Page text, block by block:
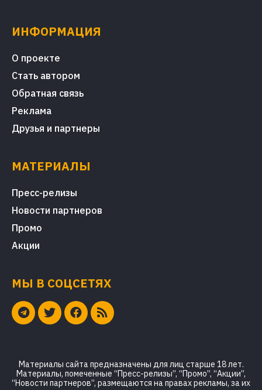
ИНФОРМАЦИЯ
О проекте
Стать автором
Обратная связь
Реклама
Друзья и партнеры
МАТЕРИАЛЫ
Пресс-релизы
Новости партнеров
Промо
Акции
МЫ В СОЦСЕТЯХ
Материалы сайта предназначены для лиц старше 18 лет.
Материалы, помеченные “Пресс-релизы”, “Промо”, “Акции”,
“Новости партнеров”, размещаются на правах рекламы, за их